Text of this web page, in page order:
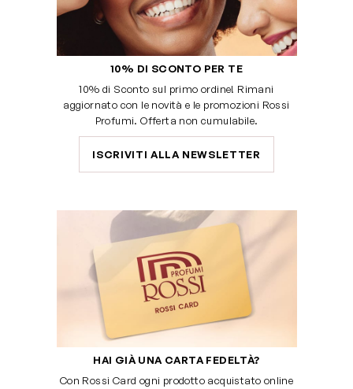
10% DI SCONTO PER TE
10% di Sconto sul primo ordine! Rimani
aggiornato con le novità e le promozioni Rossi
Profumi. Offerta non cumulabile.
ISCRIVITI ALLA NEWSLETTER
HAI GIÀ UNA CARTA FEDELTÀ?
Con Rossi Card ogni prodotto acquistato online